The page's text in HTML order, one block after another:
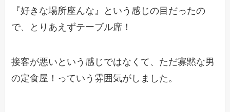
『好きな場所座んな』という感じの目だったの
で、とりあえずテーブル席！
接客が悪いという感じではなくて、ただ寡黙な男
の定食屋！っていう雰囲気がしました。